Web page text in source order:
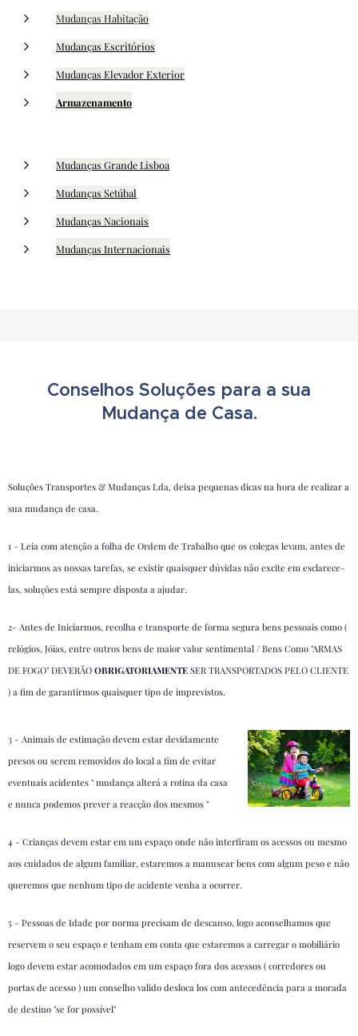
Mudanças Habitação
Mudanças Escritórios
Mudanças Elevador Exterior
Armazenamento
Mudanças Grande Lisboa
Mudanças Setúbal
Mudanças Nacionais
Mudanças Internacionais
Conselhos Soluções para a sua
Mudança de Casa.
Soluções Transportes & Mudanças Lda, deixa pequenas dicas na hora de realizar a
sua mudança de casa.
1 - Leia com atenção a folha de Ordem de Trabalho que os colegas levam, antes de
iniciarmos as nossas tarefas, se existir quaisquer dúvidas não excite em esclarece-
las, soluções está sempre disposta a ajudar.
2- Antes de Iniciarmos, recolha e transporte de forma segura bens pessoais como (
relógios, Jóias, entre outros bens de maior valor sentimental / Bens Como "ARMAS
DE FOGO" DEVERÃO OBRIGATORIAMENTE SER TRANSPORTADOS PELO CLIENTE
) a fim de garantirmos quaisquer tipo de imprevistos.
3 - Animais de estimação devem estar devidamente
presos ou serem removidos do local a fim de evitar
eventuais acidentes " mudança alterá a rotina da casa
e nunca podemos prever a reacção dos mesmos "
4 - Crianças devem estar em um espaço onde não interfiram os acessos ou mesmo
aos cuidados de algum familiar, estaremos a manusear bens com algum peso e não
queremos que nenhum tipo de acidente venha a ocorrer.
5 - Pessoas de Idade por norma precisam de descanso, logo aconselhamos que
reservem o seu espaço e tenham em conta que estaremos a carregar o mobiliário
logo devem estar acomodados em um espaço fora dos acessos ( corredores ou
portas de acesso ) um conselho valido desloca los com antecedência para a morada
de destino "se for possível"